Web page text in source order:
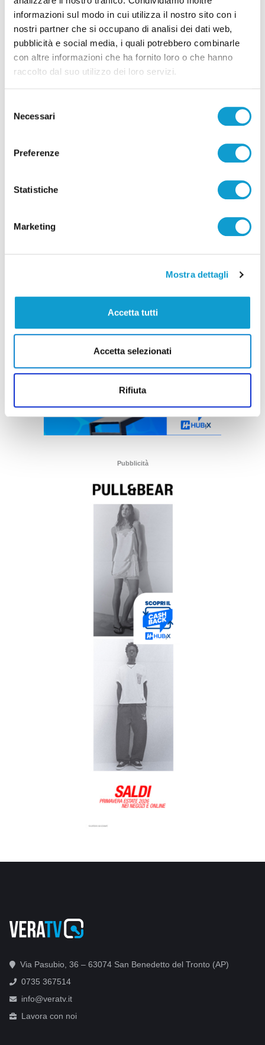
informazioni sul modo in cui utilizza il nostro sito con i
nostri partner che si occupano di analisi dei dati web,
pubblicità e social media, i quali potrebbero combinarle
con altre informazioni che ha fornito loro o che hanno
raccolto dal suo utilizzo dei loro servizi.
delNecessari
Preferenze
Statistiche
Marketing
Mostra dettagli
Accetta tutti
Accetta selezionati
Rifiuta
Pubblicità
Pubblicità
Via Pasubio, 36 – 63074 San Benedetto del Tronto (AP)
0735 367514
info@veratv.it
Lavora con noi